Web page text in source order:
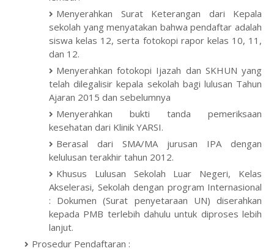
Menyerahkan Surat Keterangan dari Kepala
sekolah yang menyatakan bahwa pendaftar adalah
siswa kelas 12, serta fotokopi rapor kelas 10, 11,
dan 12.
Menyerahkan fotokopi Ijazah dan SKHUN yang
telah dilegalisir kepala sekolah bagi lulusan Tahun
Ajaran 2015 dan sebelumnya
Menyerahkan bukti tanda pemeriksaan
kesehatan dari Klinik YARSI.
Berasal dari SMA/MA jurusan IPA dengan
kelulusan terakhir tahun 2012.
Khusus Lulusan Sekolah Luar Negeri, Kelas
Akselerasi, Sekolah dengan program Internasional
: Dokumen (Surat penyetaraan UN) diserahkan
kepada PMB terlebih dahulu untuk diproses lebih
lanjut.
Prosedur Pendaftaran :